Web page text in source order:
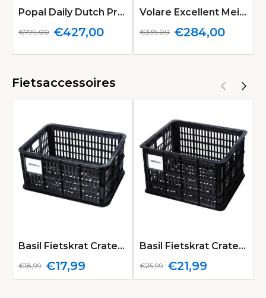
Popal Daily Dutch Prestige N7 Transportfiets 28 inch Heren 50cm Mat Zwart
€427,00
€799,00
Volare Excellent Meisjesfiets 24 inch Zwart
€284,00
€335,00
Fietsaccessoires
Basil Fietskrat Crate S | Small 17.5L | Zwart
€17,99
€18,99
Basil Fietskrat Crate M | Medium 29.5L | Zwart
€21,99
€25,99